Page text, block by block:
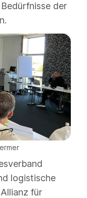
der
logistische
für